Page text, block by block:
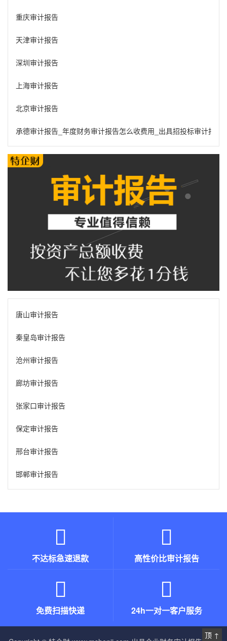
重庆审计报告
天津审计报告
深圳审计报告
上海审计报告
北京审计报告
承德审计报告_年度财务审计报告怎么收费用_出具招投标审计报告
唐山审计报告
秦皇岛审计报告
沧州审计报告
廊坊审计报告
张家口审计报告
保定审计报告
邢台审计报告
邯郸审计报告
不达标急速退款 高性价比审计报告
免费扫描快递 24h一对一客户服务
顶 ↑